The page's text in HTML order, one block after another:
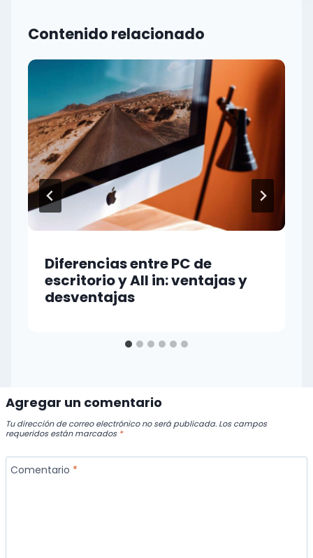
Contenido relacionado
Diferencias entre PC de
escritorio y All in: ventajas y
desventajas
Agregar un comentario
Tu dirección de correo electrónico no será publicada. Los campos
requeridos están marcados *
Comentario *